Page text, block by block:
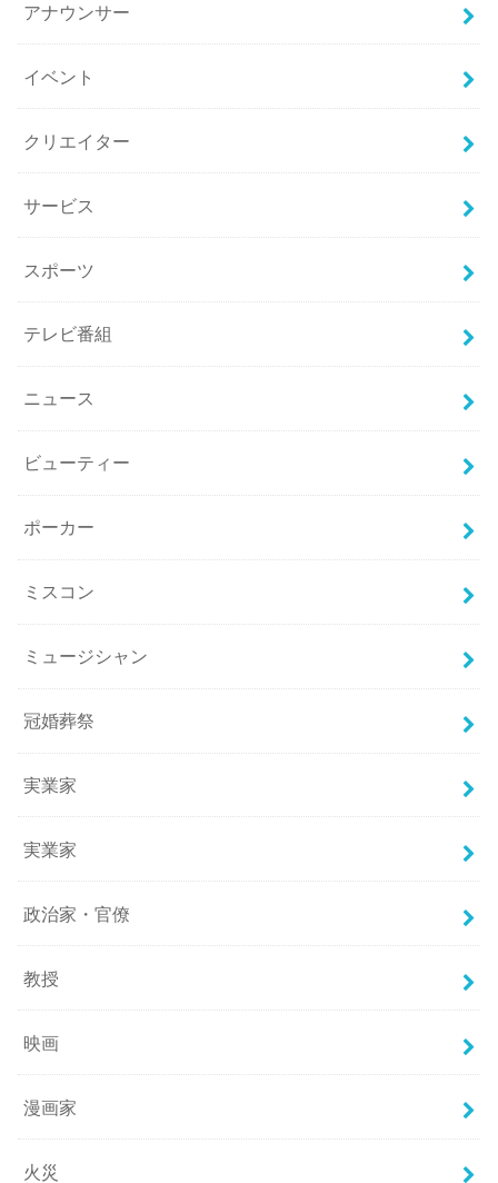
アナウンサー
イベント
クリエイター
サービス
スポーツ
テレビ番組
ニュース
ビューティー
ポーカー
ミスコン
ミュージシャン
冠婚葬祭
実業家
実業家
政治家・官僚
教授
映画
漫画家
火災